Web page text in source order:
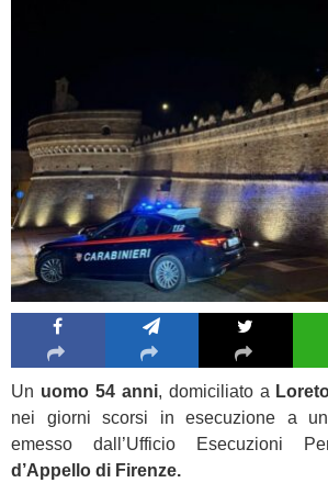
Un uomo 54 anni, domiciliato a
nei giorni scorsi in esecuzione a
emesso dall’Ufficio Esecuzioni
d’Appello di Firenze.